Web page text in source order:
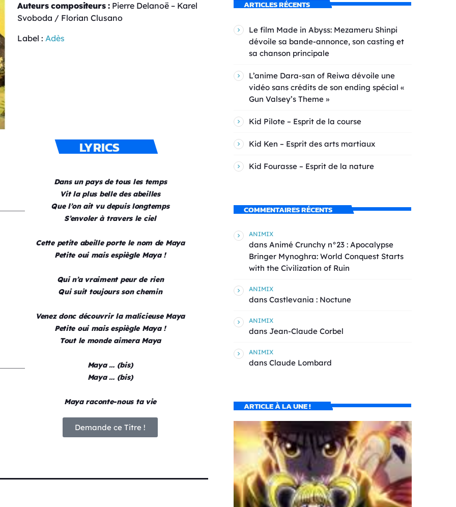
Auteurs compositeurs :Pierre Delanoë – Karel
Svoboda / Florian Clusano
Label : Adès
LYRICS
Dans un pays de tous les temps
Vit la plus belle des abeilles
Que l’on ait vu depuis longtemps
S’envoler à travers le ciel
Cette petite abeille porte le nom de Maya
Petite oui mais espiègle Maya !
Qui n’a vraiment peur de rien
Qui suit toujours son chemin
Venez donc découvrir la malicieuse Maya
Petite oui mais espiègle Maya !
Tout le monde aimera Maya
Maya … (bis)
Maya … (bis)
Maya raconte-nous ta vie
Demande ce Titre !
ARTICLES RÉCENTS
Le film Made in Abyss: Mezameru Shinpi
dévoile sa bande-annonce, son casting et
sa chanson principale
L’anime Dara-san of Reiwa dévoile une
vidéo sans crédits de son ending spécial «
Gun Valsey’s Theme »
Kid Pilote – Esprit de la course
Kid Ken – Esprit des arts martiaux
Kid Fourasse – Esprit de la nature
COMMENTAIRES RÉCENTS
ANIMIX
dans Animé Crunchy n°23 : Apocalypse
Bringer Mynoghra: World Conquest Starts
with the Civilization of Ruin
ANIMIX
dans Castlevania : Noctune
ANIMIX
dans Jean-Claude Corbel
ANIMIX
dans Claude Lombard
ARTICLE À LA UNE !